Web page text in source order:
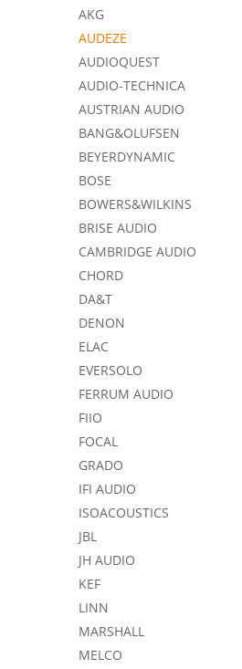
AKG
AUDEZE
AUDIOQUEST
AUDIO-TECHNICA
AUSTRIAN AUDIO
BANG&OLUFSEN
BEYERDYNAMIC
BOSE
BOWERS&WILKINS
BRISE AUDIO
CAMBRIDGE AUDIO
CHORD
DA&T
DENON
ELAC
EVERSOLO
FERRUM AUDIO
FIIO
FOCAL
GRADO
IFI AUDIO
ISOACOUSTICS
JBL
JH AUDIO
KEF
LINN
MARSHALL
MELCO